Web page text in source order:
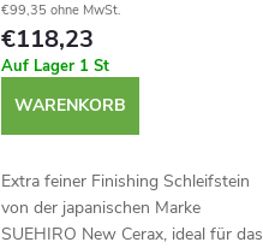
€99,35 ohne MwSt.
€118,23
Auf Lager 1 St
WARENKORB
Extra feiner Finishing Schleifstein
von der japanischen Marke
SUEHIRO New Cerax, ideal für das